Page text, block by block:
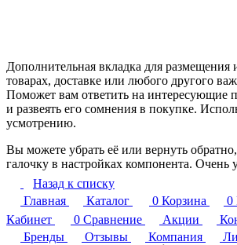
Дополнительная вкладка для
товарах, доставке или любого другого
Поможет вам ответить на интересующие
и развеять его сомнения в покупке.
усмотрению.
Вы можете убрать её или вернуть
галочку в настройках компонента. Очень
Назад к списку
Главная
Каталог 0 Корзина 0
Кабинет
0 Сравнение Акции
Бренды
Отзывы Компания